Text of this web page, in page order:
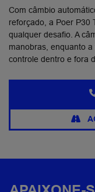
Com câmbio
reforçado, a Poer P30
qualquer desafio. A
manobras, enquanto
controle dentro e fora